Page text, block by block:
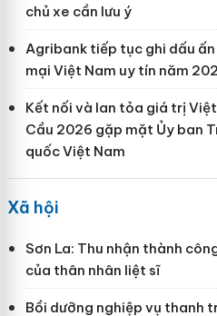
chủ xe cần lưu ý
Agribank tiếp tục ghi dấu
mại Việt Nam uy tín năm
Kết nối và lan tỏa giá trị
Cầu 2026 gặp mặt Ủy ban
quốc Việt Nam
Xã hội
Sơn La: Thu nhận thành
của thân nhân liệt sĩ
Bồi dưỡng nghiệp vụ thanh